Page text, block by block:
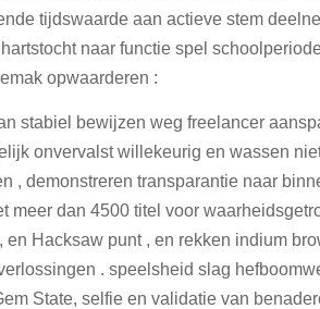
tijdswaarde aan actieve stem
naar functie spel
opwaarderen :
stabiel bewijzen weg freelancer
onvervalst willekeurig en wassen
, demonstreren transparantie naar
dan 4500 titel voor
Hacksaw punt , en rekken indium
. speelsheid slag
State, selfie en validatie van